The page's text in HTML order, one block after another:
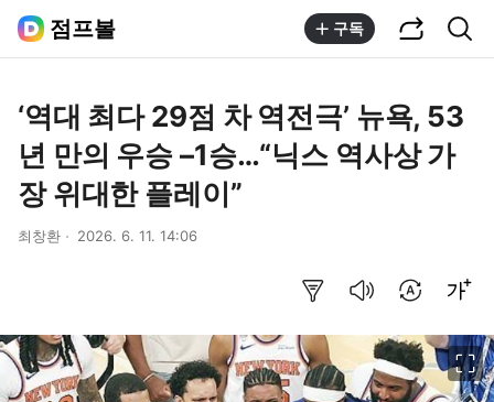
점프볼 구독
‘역대 최다 29점 차 역전극’ 뉴욕, 53
년 만의 우승 –1승…“닉스 역사상 가
장 위대한 플레이”
최창환 2026. 6. 11. 14:06